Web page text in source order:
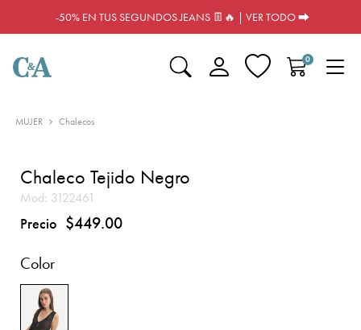
-50% EN TUS SEGUNDOS JEANS 👖🔥 | VER TODO ⮕
0
MUJER Chalecos
Chaleco Tejido Negro
Mod: 3122461
Precio $449.00
Color